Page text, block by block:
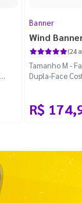
Banner
Wind
(24
Tamanho M -
Dupla-Face
R$